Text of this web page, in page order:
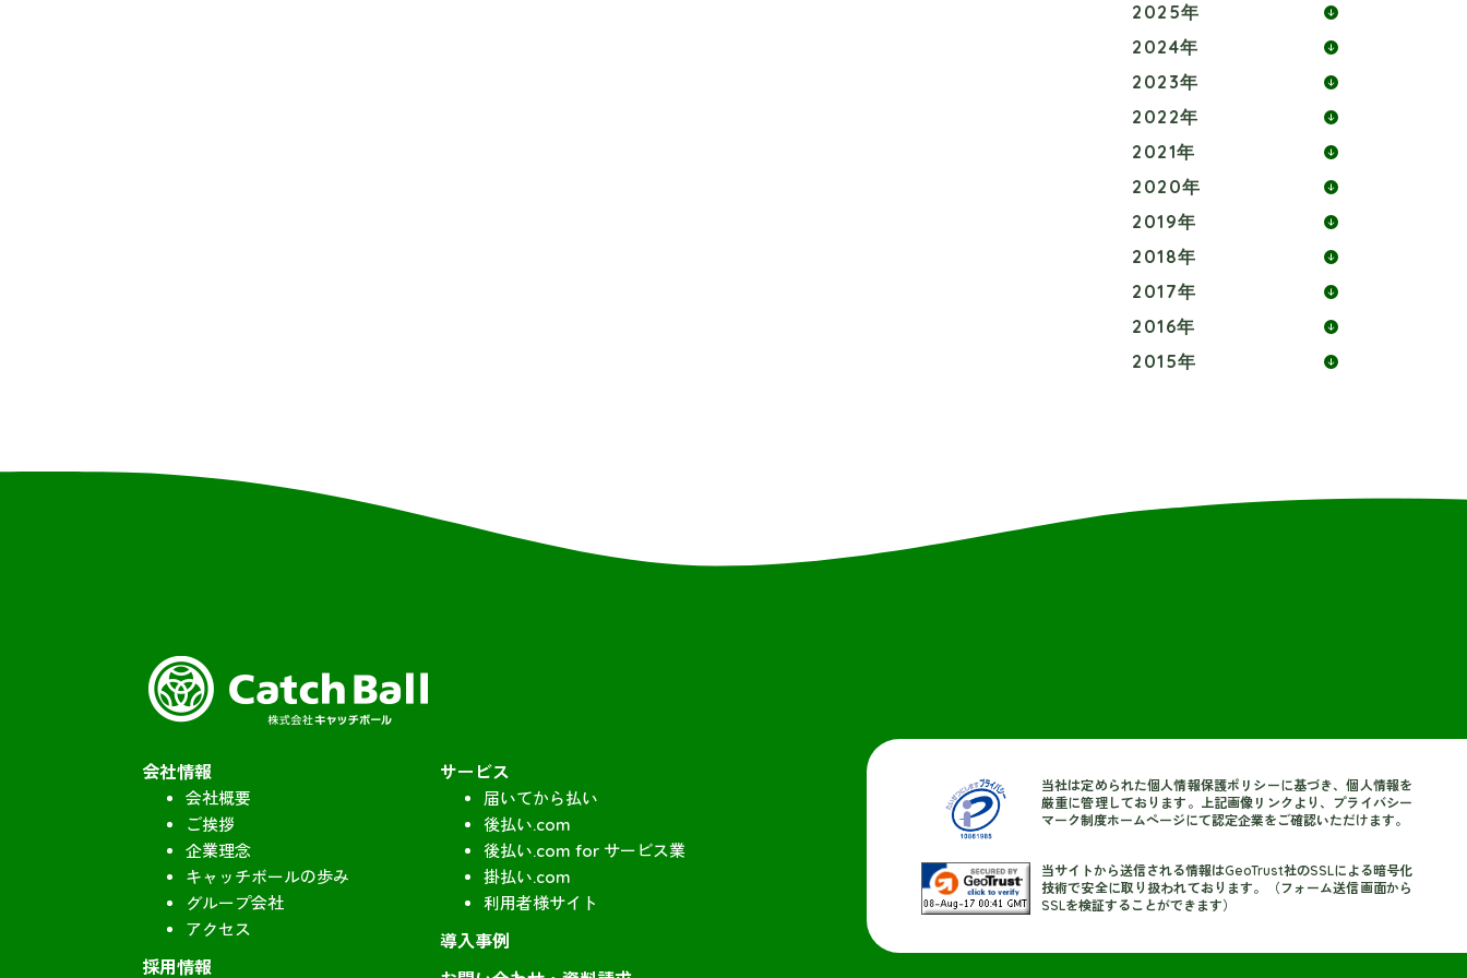
2025年
2024年
2023年
2022年
2021年
2020年
2019年
2018年
2017年
2016年
2015年
会社情報
会社概要
ご挨拶
企業理念
キャッチボールの歩み
グループ会社
アクセス
採用情報
サービス
届いてから払い
後払い.com
後払い.com for サービス業
掛払い.com
利用者様サイト
導入事例
当社は定められた個人情報保護ポリシーに基づき、個人情報を
厳重に管理しております。上記画像リンクより、プライバシー
マーク制度ホームページにて認定企業をご確認いただけます。
当サイトから送信される情報はGeoTrust社のSSLによる暗号化
技術で安全に取り扱われております。（フォーム送信画面から
SSLを検証することができます）